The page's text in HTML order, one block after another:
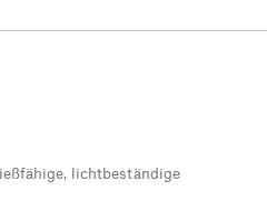
lichtbeständige